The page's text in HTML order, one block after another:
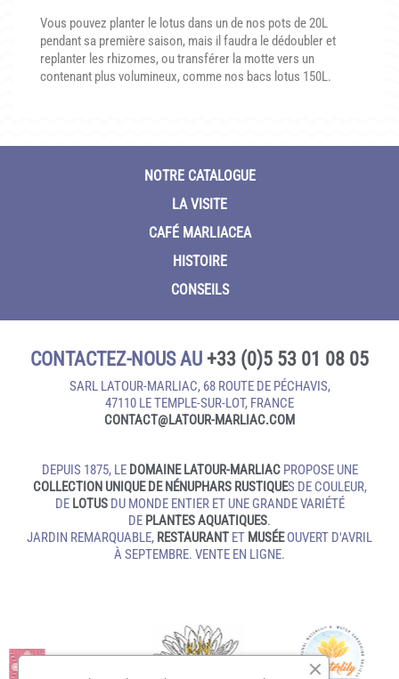
Vous pouvez planter le lotus dans un de nos pots de 20L
pendant sa première saison, mais il faudra le dédoubler et
replanter les rhizomes, ou transférer la motte vers un
contenant plus volumineux, comme nos bacs lotus 150L.
NOTRE CATALOGUE
LA VISITE
CAFÉ MARLIACEA
HISTOIRE
CONSEILS
CONTACTEZ-NOUS AU +33 (0)5 53 01 08 05
SARL LATOUR-MARLIAC, 68 ROUTE DE PÉCHAVIS,
47110 LE TEMPLE‑SUR‑LOT, FRANCE
CONTACT@LATOUR‑MARLIAC.COM
DEPUIS 1875, LE DOMAINE LATOUR-MARLIACPROPOSE UNE
COLLECTION UNIQUE DE NÉNUPHARS RUSTIQUES DE COULEUR,
DE LOTUSDU MONDE ENTIER ET UNE GRANDE VARIÉTÉ
DE PLANTES AQUATIQUES.
JARDIN REMARQUABLE, RESTAURANT ET MUSÉEOUVERT D'AVRIL
À SEPTEMBRE. VENTE EN LIGNE.